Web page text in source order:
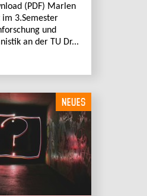
(PDF) Marlen
3.Semester
und
an der TU Dr...
NEUES